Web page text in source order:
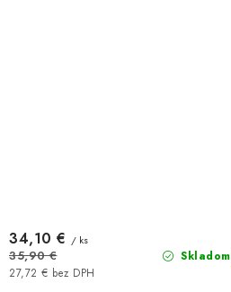
Skladom
27,72 € bez DPH
34,10 € / ks
35,90 €